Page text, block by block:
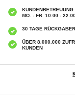
KUNDENBETREUUNG
MO. - FR. 10:00 -
30 TAGE
ÜBER 8.000.000
KUNDEN